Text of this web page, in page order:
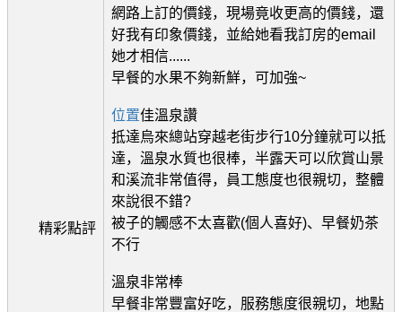
精彩點評
網路上訂的價錢，現場竟收更高的價錢，還
好我有印象價錢，並給她看我訂房的email
她才相信......
早餐的水果不夠新鮮，可加強~
位置佳溫泉讚
抵達烏來總站穿越老街步行10分鐘就可以抵
達，溫泉水質也很棒，半露天可以欣賞山景
和溪流非常值得，員工態度也很親切，整體
來說很不錯?
被子的觸感不太喜歡(個人喜好)、早餐奶茶
不行
溫泉非常棒
早餐非常豐富好吃，服務態度很親切，地點